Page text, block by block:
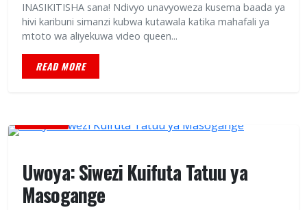
INASIKITISHA sana! Ndivyo unavyoweza kusema baada ya
hivi karibuni simanzi kubwa kutawala katika mahafali ya
mtoto wa aliyekuwa video queen...
READ MORE
Uwoya: Siwezi Kuifuta Tatuu ya
Masogange